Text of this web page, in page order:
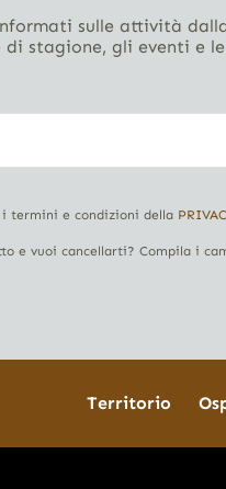
sulle attività
di stagione, gli eventi e
i termini e condizioni della
e vuoi cancellarti? Compila i
Territorio